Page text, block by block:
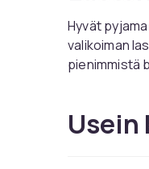
Hyvät
valikoiman
pienimmistä
Yhdistä
Usein